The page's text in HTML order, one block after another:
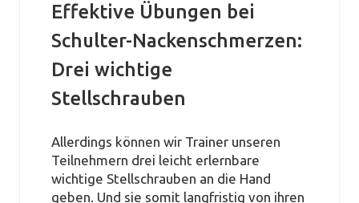
Effektive Übungen bei
Schulter-Nackenschmerzen:
Drei wichtige
Stellschrauben
Allerdings können wir Trainer unseren
Teilnehmern drei leicht erlernbare
wichtige Stellschrauben an die Hand
geben. Und sie somit langfristig von ihren